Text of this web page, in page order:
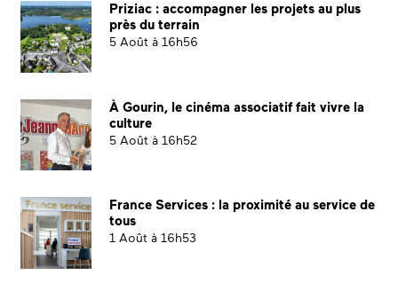
Priziac : accompagner les projets au plus
près du terrain
5 Août à 16h56
À Gourin, le cinéma associatif fait vivre la
culture
5 Août à 16h52
France Services : la proximité au service de
tous
1 Août à 16h53